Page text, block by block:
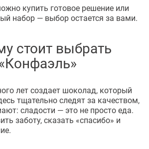
купить готовое решение или
набор — выбор остается за вами.
стоит выбрать
лет создает шоколад, который
тщательно следят за качеством,
сладости — это не просто еда.
заботу, сказать «спасибо» и